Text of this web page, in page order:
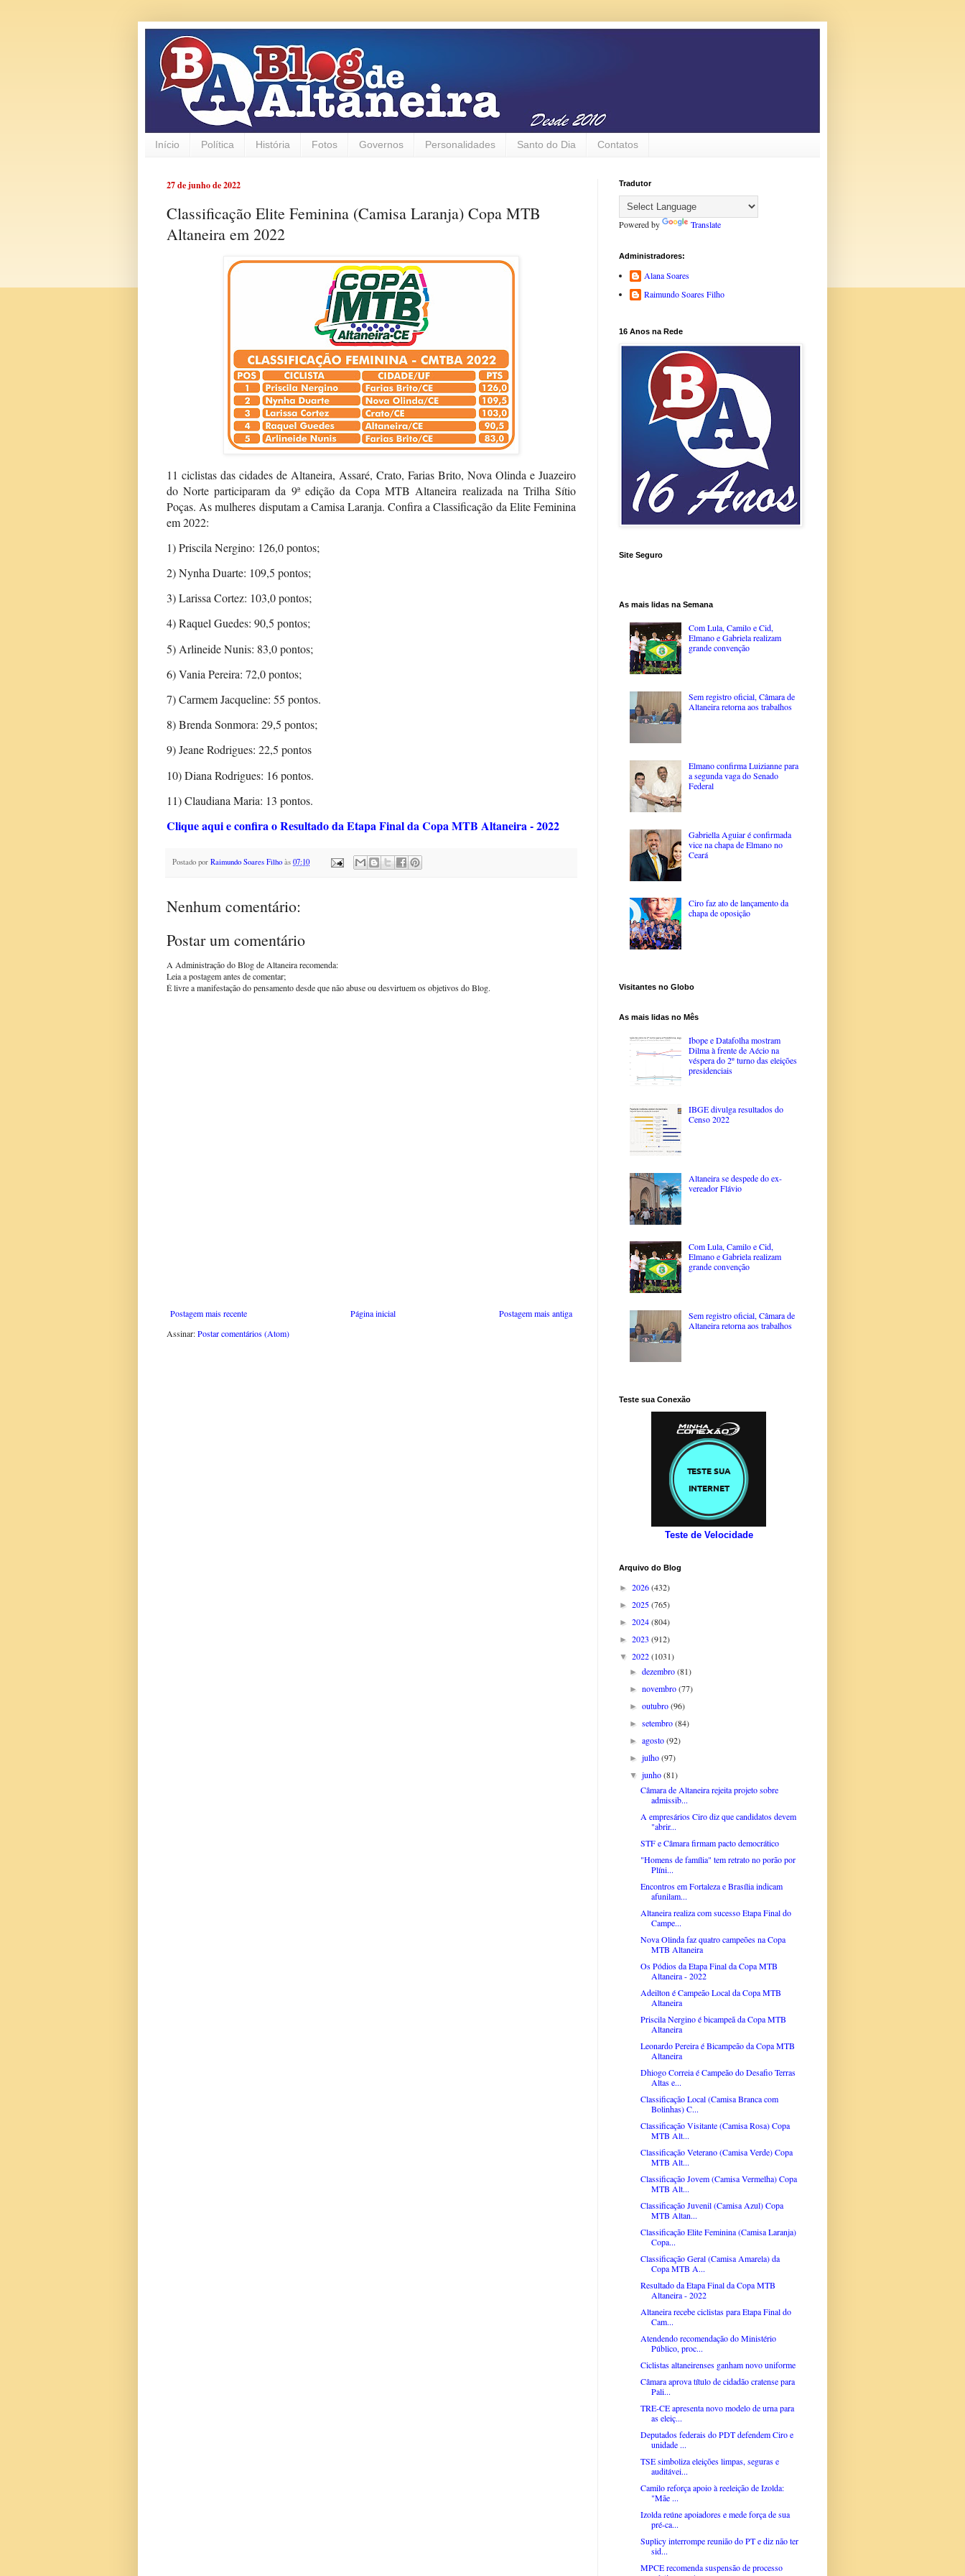
Início Política História Fotos Governos Personalidades Santo do Dia Contatos
27 de junho de 2022
Classificação Elite Feminina (Camisa Laranja) Copa MTB
Altaneira em 2022
11 ciclistas das cidades de Altaneira, Assaré, Crato, Farias Brito, Nova Olinda e Juazeiro
do Norte participaram da 9ª edição da Copa MTB Altaneira realizada na Trilha Sítio
Poças. As mulheres disputam a Camisa Laranja. Confira a Classificação da Elite Feminina
em 2022:
1) Priscila Nergino: 126,0 pontos;
2) Nynha Duarte: 109,5 pontos;
3) Larissa Cortez: 103,0 pontos;
4) Raquel Guedes: 90,5 pontos;
5) Arlineide Nunis: 83,0 pontos;
6) Vania Pereira: 72,0 pontos;
7) Carmem Jacqueline: 55 pontos.
8) Brenda Sonmora: 29,5 pontos;
9) Jeane Rodrigues: 22,5 pontos
10) Diana Rodrigues: 16 pontos.
11) Claudiana Maria: 13 pontos.
Clique aqui e confira o Resultado da Etapa Final da Copa MTB Altaneira - 2022
Postado por Raimundo Soares Filho às 07:10
Nenhum comentário:
Postar um comentário
A Administração do Blog de Altaneira recomenda:
Leia a postagem antes de comentar;
É livre a manifestação do pensamento desde que não abuse ou desvirtuem os objetivos do Blog.
Postagem mais recente Postagem mais antiga
Página inicial
Assinar:Postar comentários (Atom)
Tradutor
Powered by Translate
Administradores:
Alana Soares
Raimundo Soares Filho
16 Anos na Rede
Site Seguro
As mais lidas na Semana
Com Lula, Camilo e Cid,
Elmano e Gabriela realizam
grande convenção
Sem registro oficial, Câmara de
Altaneira retorna aos trabalhos
Elmano confirma Luizianne para
a segunda vaga do Senado
Federal
Gabriella Aguiar é confirmada
vice na chapa de Elmano no
Ceará
Ciro faz ato de lançamento da
chapa de oposição
Visitantes no Globo
As mais lidas no Mês
Ibope e Datafolha mostram
Dilma à frente de Aécio na
véspera do 2º turno das eleições
presidenciais
IBGE divulga resultados do
Censo 2022
Altaneira se despede do ex-
vereador Flávio
Com Lula, Camilo e Cid,
Elmano e Gabriela realizam
grande convenção
Sem registro oficial, Câmara de
Altaneira retorna aos trabalhos
Teste sua Conexão
Teste de Velocidade
Arquivo do Blog
► 2026(432)
► 2025(765)
► 2024(804)
► 2023 (912)
▼ 2022(1031)
►dezembro(81)
►novembro(77)
►outubro(96)
►setembro(84)
►agosto(92)
►julho(97)
▼junho(81)
Câmara de Altaneira rejeita projeto sobre
admissib...
A empresários Ciro diz que candidatos devem
"abrir...
STF e Câmara firmam pacto democrático
"Homens de família" tem retrato no porão por
Plíni...
Encontros em Fortaleza e Brasília indicam
afunilam...
Altaneira realiza com sucesso Etapa Final do
Campe...
Nova Olinda faz quatro campeões na Copa
MTB Altaneira
Os Pódios da Etapa Final da Copa MTB
Altaneira - 2022
Adeilton é Campeão Local da Copa MTB
Altaneira
Priscila Nergino é bicampeã da Copa MTB
Altaneira
Leonardo Pereira é Bicampeão da Copa MTB
Altaneira
Dhiogo Correia é Campeão do Desafio Terras
Altas e...
Classificação Local (Camisa Branca com
Bolinhas) C...
Classificação Visitante (Camisa Rosa) Copa
MTB Alt...
Classificação Veterano (Camisa Verde) Copa
MTB Alt...
Classificação Jovem (Camisa Vermelha) Copa
MTB Alt...
Classificação Juvenil (Camisa Azul) Copa
MTB Altan...
Classificação Elite Feminina (Camisa Laranja)
Copa...
Classificação Geral (Camisa Amarela) da
Copa MTB A...
Resultado da Etapa Final da Copa MTB
Altaneira - 2022
Altaneira recebe ciclistas para Etapa Final do
Cam...
Atendendo recomendação do Ministério
Público, proc...
Ciclistas altaneirenses ganham novo uniforme
Câmara aprova título de cidadão cratense para
Pali...
TRE-CE apresenta novo modelo de urna para
as eleiç...
Deputados federais do PDT defendem Ciro e
unidade ...
TSE simboliza eleições limpas, seguras e
auditávei...
Camilo reforça apoio à reeleição de Izolda:
"Mãe ...
Izolda reúne apoiadores e mede força de sua
pré-ca...
Suplicy interrompe reunião do PT e diz não ter
sid...
MPCE recomenda suspensão de processo